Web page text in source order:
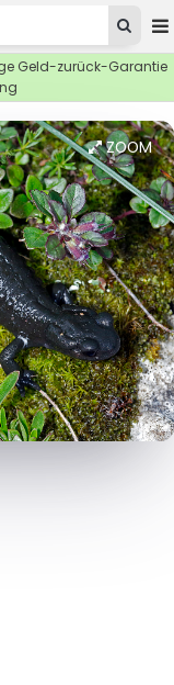
Geld-zurück-Garantie
ZOOM